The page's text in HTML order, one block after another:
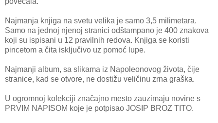
Najmanja knjiga na svetu velika je samo 3,5 milimetara.
Samo na jednoj njenoj stranici odštampano je 400 znakova
koji su ispisani u 12 pravilnih redova. Knjiga se koristi
pincetom a čita isključivo uz pomoć lupe.
Najmanji album, sa slikama iz Napoleonovog života, čije
stranice, kad se otvore, ne dostižu veličinu zrna graška.
U ogromnoj kolekciji značajno mesto zauzimaju novine s
PRVIM NAPISOM koje je potpisao JOSIP BROZ TITO.